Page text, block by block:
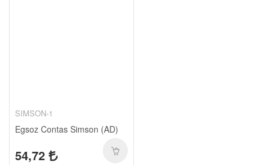
SIMSON-1
Egsoz Contas Simson (AD)
54,72